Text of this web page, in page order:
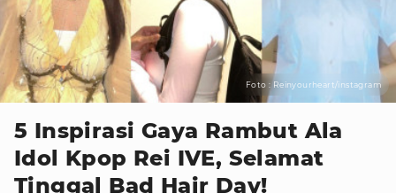
Foto : Reinyourheart/instagram
5 Inspirasi Gaya Rambut Ala
Idol Kpop Rei IVE, Selamat
Tinggal Bad Hair Day!